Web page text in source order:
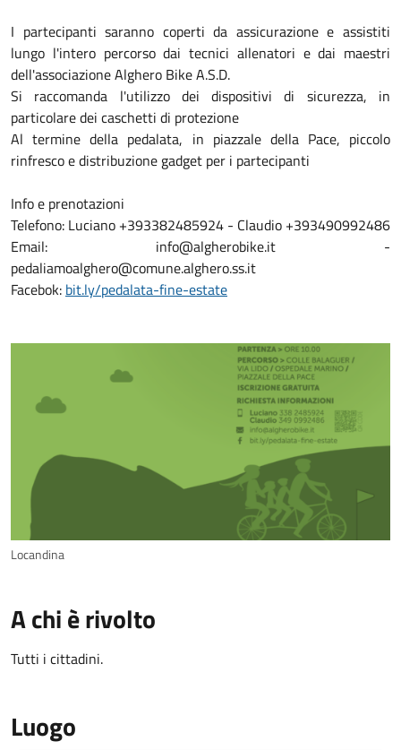
I partecipanti saranno coperti da assicurazione e assistiti
lungo l'intero percorso dai tecnici allenatori e dai maestri
dell'associazione Alghero Bike A.S.D.
Si raccomanda l'utilizzo dei dispositivi di sicurezza, in
particolare dei caschetti di protezione
Al termine della pedalata, in piazzale della Pace, piccolo
rinfresco e distribuzione gadget per i partecipanti
Info e prenotazioni
Telefono: Luciano +393382485924 - Claudio +393490992486
Email: info@algherobike.it -
pedaliamoalghero@comune.alghero.ss.it
Facebok: bit.ly/pedalata-fine-estate
Locandina
A chi è rivolto
Tutti i cittadini.
Luogo